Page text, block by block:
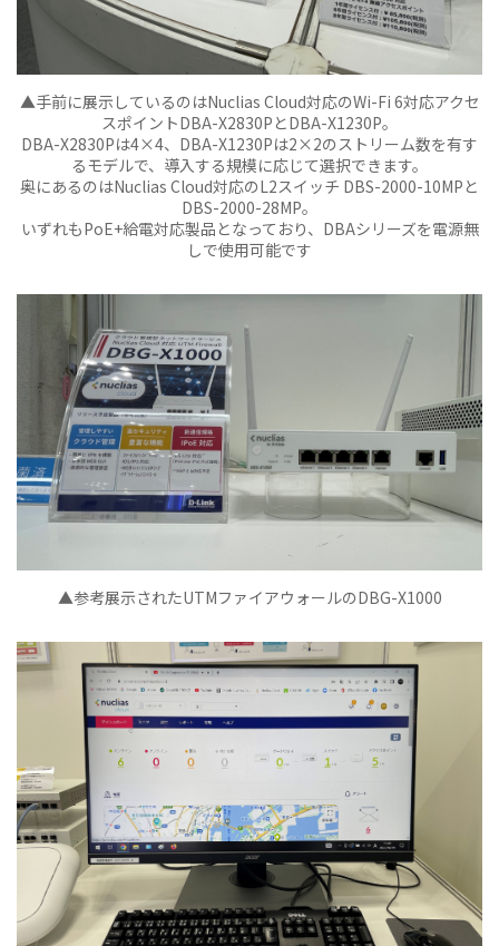
▲手前に展示しているのはNuclias Cloud対応のWi-Fi 6対応アクセ
スポイントDBA-X2830PとDBA-X1230P。
DBA-X2830Pは4×4、DBA-X1230Pは2×2のストリーム数を有す
るモデルで、導入する規模に応じて選択できます。
奥にあるのはNuclias Cloud対応のL2スイッチ DBS-2000-10MPと
DBS-2000-28MP。
いずれもPoE+給電対応製品となっており、DBAシリーズを電源無
しで使用可能です
▲参考展示されたUTMファイアウォールのDBG-X1000